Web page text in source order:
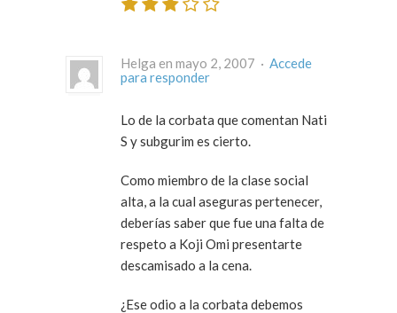
Helga en mayo 2, 2007 · Accede
para responder
Lo de la corbata que comentan Nati
S y subgurim es cierto.
Como miembro de la clase social
alta, a la cual aseguras pertenecer,
deberías saber que fue una falta de
respeto a Koji Omi presentarte
descamisado a la cena.
¿Ese odio a la corbata debemos